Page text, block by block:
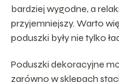
bardziej wygodne, a
przyjemniejszy. Warto
poduszki były nie tylko
Poduszki dekoracyjne
zarówno w sklepach